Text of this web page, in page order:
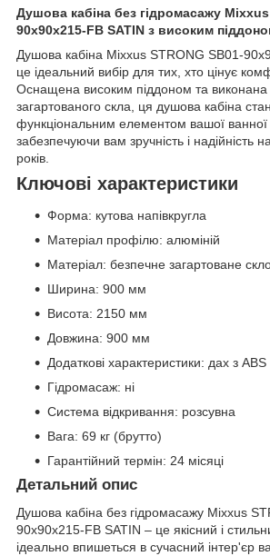
Душова кабіна без гідромасажу Mixxus
90x90x215-FB SATIN з високим
Душова кабіна Mixxus STRONG SB01-
це ідеальний вибір для тих, хто цінує
Оснащена високим піддоном та виконана
загартованого скла, ця душова кабіна
функціональним елементом вашої ванної
забезпечуючи вам зручність і надійність
років.
Ключові характеристики
Форма: кутова напівкругла
Матеріал профілю: алюміній
Матеріал: безпечне загартоване
Ширина: 900 мм
Висота: 2150 мм
Довжина: 900 мм
Додаткові характеристики: дах з ABS
Гідромасаж: ні
Система відкривання: розсувна
Вага: 69 кг (брутто)
Гарантійний термін: 24 місяці
Детальний опис
Душова кабіна без гідромасажу Mixxus
90x90x215-FB SATIN – це якісний і
ідеально впишеться в сучасний інтер'єр